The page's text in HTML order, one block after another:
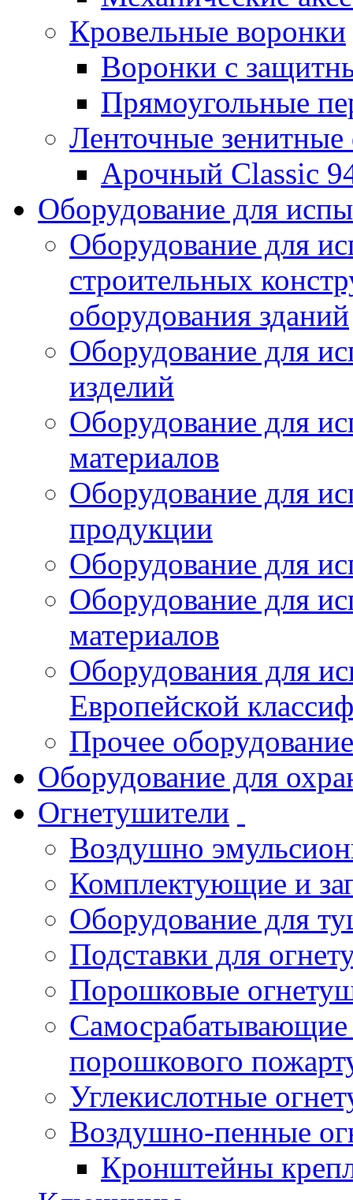
Кровельные воронки
Воронки с
Прямоугольные
Ленточные
Арочный Classic
Оборудование для
Оборудование для
строительных
оборудования зданий
Оборудование для
изделий
Оборудование для
материалов
Оборудование для
продукции
Оборудование для
Оборудование для
материалов
Оборудования для
Европейской
Прочее оборудование
Оборудование для
Огнетушители
Воздушно
Комплектующие и
Оборудование для
Подставки для
Порошковые
порошкового
Углекислотные
Воздушно-пенные
Кронштейны